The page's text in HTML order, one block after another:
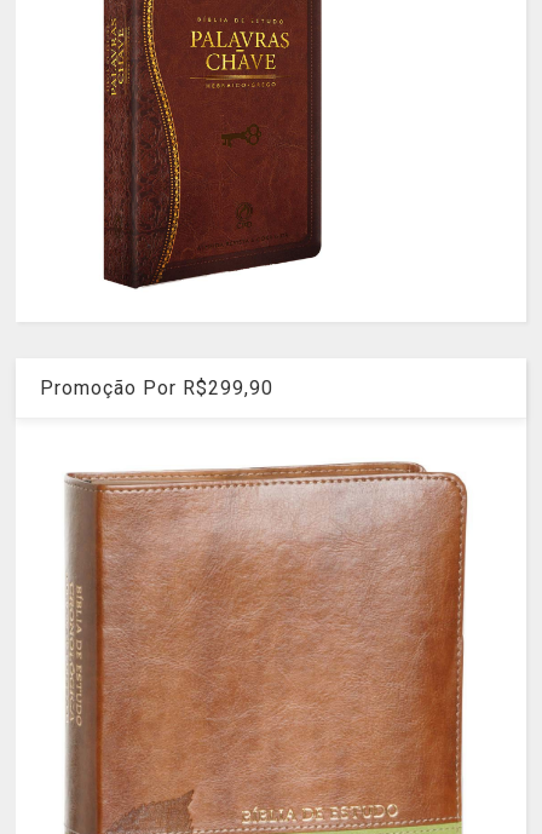
Promoção Por R$299,90